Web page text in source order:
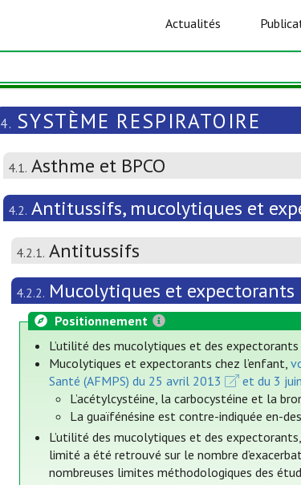
Actualités
4. SYSTÈME RESPIRATOIRE
4.1. Asthme et BPCO
4.2. Antitussifs, mucolytiques et
4.2.1. Antitussifs
4.2.2. Mucolytiques et expectorants
Positionnement
L’utilité des mucolytiques et des expectorants
Mucolytiques et expectorants chez l’enfant,
Santé (AFMPS) du 25 avril 2013
et du 3
L’acétylcystéine, la carbocystéine et la
La guaïfénésine est contre-indiquée en-
L’utilité des mucolytiques et des
limité a été retrouvé sur le nombre
nombreuses limites méthodologiques des